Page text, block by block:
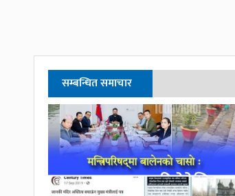
सम्बन्धित समाचार